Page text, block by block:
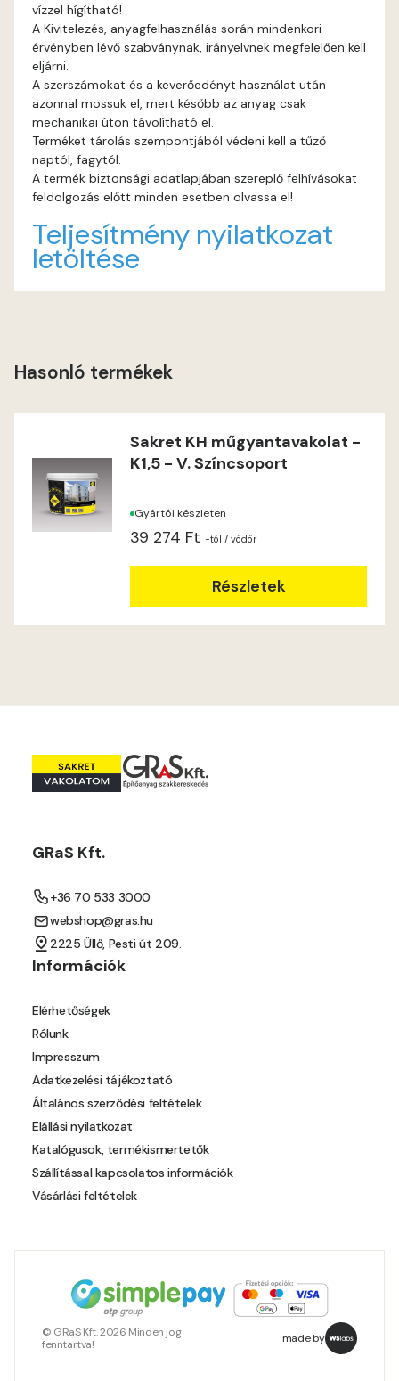
Graphit B
Grass-green C
Mango B
Melon-yellow C
Mouse-grey B
Mouse-grey C
Paris-green B
Pear-yellow C
vízzel hígítható!
A Kivitelezés, anyagfelhasználás során mindenkori
érvényben lévő szabványnak, irányelvnek megfelelően kell
eljárni.
A szerszámokat és a keverőedényt használat után
azonnal mossuk el, mert később az anyag csak
mechanikai úton távolítható el.
Terméket tárolás szempontjából védeni kell a tűző
naptól, fagytól.
A termék biztonsági adatlapjában szereplő felhívásokat
feldolgozás előtt minden esetben olvassa el!
Teljesítmény nyilatkozat
letöltése
Hasonló termékek
Sakret KH műgyantavakolat -
K1,5 - V. Színcsoport
Gyártói készleten
39 274 Ft -tól / vödör
Részletek
GRaS Kft.
+36 70 533 3000
webshop@gras.hu
2225 Üllő, Pesti út 209.
Információk
Elérhetőségek
Rólunk
Impresszum
Adatkezelési tájékoztató
Általános szerződési feltételek
Elállási nyilatkozat
Katalógusok, termékismertetők
Szállítással kapcsolatos információk
Vásárlási feltételek
© GRaS Kft. 2026 Minden jog
fenntartva!
made by